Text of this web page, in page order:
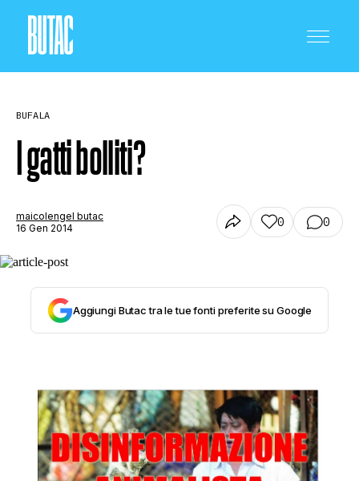
SCIENZA E TECNOLOGIA
SALUTE E MEDICINA
STORIA E CITAZIONI
INTRATTENIMENTO
BUFALA
I gatti bolliti?
maicolengel butac
16 Gen 2014
0 0
Aggiungi Butac tra le tue fonti preferite su Google